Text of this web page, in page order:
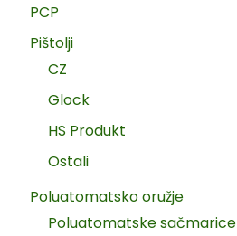
PCP
Pištolji
CZ
Glock
HS Produkt
Ostali
Poluatomatsko oružje
Poluatomatske sačmarice